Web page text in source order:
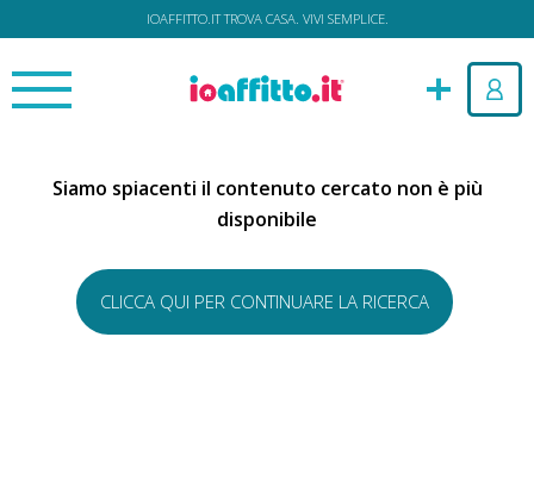
IOAFFITTO.IT TROVA CASA. VIVI SEMPLICE.
Siamo spiacenti il contenuto cercato non è più
disponibile
CLICCA QUI PER CONTINUARE LA RICERCA